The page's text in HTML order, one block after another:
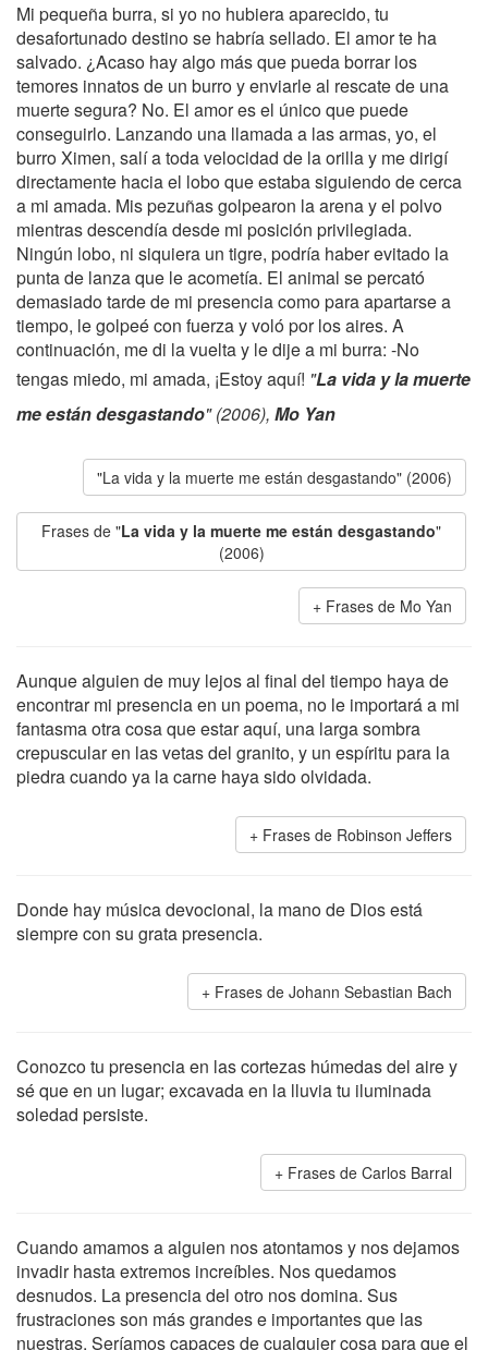
Mi pequeña burra, si yo no hubiera aparecido, tu
desafortunado destino se habría sellado. El amor te ha
salvado. ¿Acaso hay algo más que pueda borrar los
temores innatos de un burro y enviarle al rescate de una
muerte segura? No. El amor es el único que puede
conseguirlo. Lanzando una llamada a las armas, yo, el
burro Ximen, salí a toda velocidad de la orilla y me dirigí
directamente hacia el lobo que estaba siguiendo de cerca
a mi amada. Mis pezuñas golpearon la arena y el polvo
mientras descendía desde mi posición privilegiada.
Ningún lobo, ni siquiera un tigre, podría haber evitado la
punta de lanza que le acometía. El animal se percató
demasiado tarde de mi presencia como para apartarse a
tiempo, le golpeé con fuerza y voló por los aires. A
continuación, me di la vuelta y le dije a mi burra: -No
tengas miedo, mi amada, ¡Estoy aquí! "La vida y la muerte
me están desgastando" (2006), Mo Yan
"La vida y la muerte me están desgastando" (2006)
Frases de "La vida y la muerte me están desgastando"
(2006)
Frases de Mo Yan
Aunque alguien de muy lejos al final del tiempo haya de
encontrar mi presencia en un poema, no le importará a mi
fantasma otra cosa que estar aquí, una larga sombra
crepuscular en las vetas del granito, y un espíritu para la
piedra cuando ya la carne haya sido olvidada.
Frases de Robinson Jeffers
Donde hay música devocional, la mano de Dios está
siempre con su grata presencia.
Frases de Johann Sebastian Bach
Conozco tu presencia en las cortezas húmedas del aire y
sé que en un lugar; excavada en la lluvia tu iluminada
soledad persiste.
Frases de Carlos Barral
Cuando amamos a alguien nos atontamos y nos dejamos
invadir hasta extremos increíbles. Nos quedamos
desnudos. La presencia del otro nos domina. Sus
frustraciones son más grandes e importantes que las
nuestras. Seríamos capaces de cualquier cosa para que el